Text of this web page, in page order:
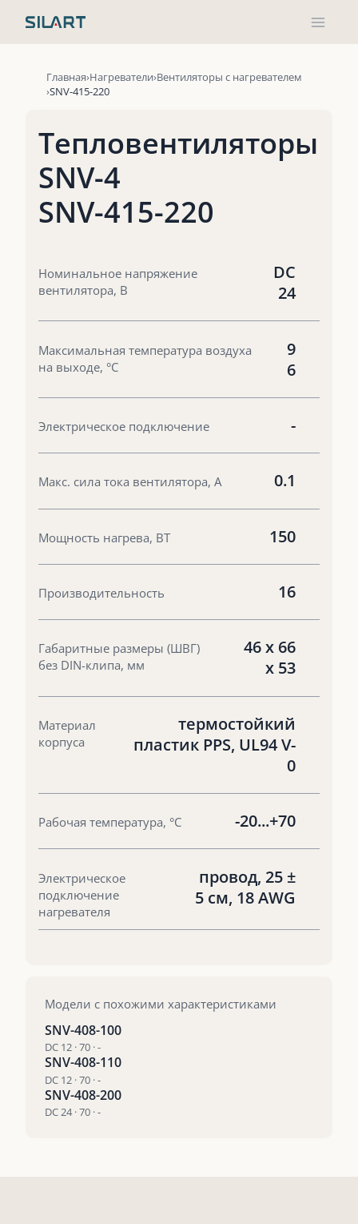
Главная Нагреватели Вентиляторы с нагревателем
SNV-415-220
Тепловентиляторы
SNV-4
SNV-415-220
Номинальное напряжение
вентилятора, В
DC
24
Максимальная температура воздуха
на выходе, °С
9
6
Электрическое подключение -
Макс. сила тока вентилятора, А 0.1
Мощность нагрева, ВТ 150
Производительность 16
Габаритные размеры (ШВГ)
без DIN-клипа, мм
46 х 66
х 53
Материал
корпуса
термостойкий
пластик PPS, UL94 V-
0
Рабочая температура, °С -20...+70
Электрическое
подключение
нагревателя
провод, 25 ±
5 см, 18 AWG
Модели с похожими характеристиками
SNV-408-100
DC 12 · 70 · -
SNV-408-110
DC 12 · 70 · -
SNV-408-200
DC 24 · 70 · -